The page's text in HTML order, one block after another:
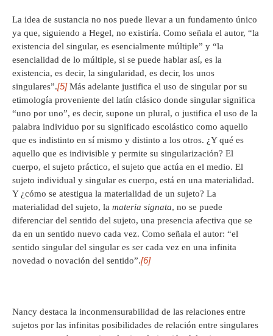
La idea de sustancia no nos puede llevar a un fundamento único
ya que, siguiendo a Hegel, no existiría. Como señala el autor, “la
existencia del singular, es esencialmente múltiple” y “la
esencialidad de lo múltiple, si se puede hablar así, es la
existencia, es decir, la singularidad, es decir, los unos
singulares”.[5]Más adelante justifica el uso de singular por su
etimología proveniente del latín clásico donde singular significa
“uno por uno”, es decir, supone un plural, o justifica el uso de la
palabra individuo por su significado escolástico como aquello
que es indistinto en sí mismo y distinto a los otros. ¿Y qué es
aquello que es indivisible y permite su singularización? El
cuerpo, el sujeto práctico, el sujeto que actúa en el medio. El
sujeto individual y singular es cuerpo, está en una materialidad.
Y ¿cómo se atestigua la materialidad de un sujeto? La
materialidad del sujeto, la materia signata, no se puede
diferenciar del sentido del sujeto, una presencia afectiva que se
da en un sentido nuevo cada vez. Como señala el autor: “el
sentido singular del singular es ser cada vez en una infinita
novedad o novación del sentido”.[6]
Nancy destaca la inconmensurabilidad de las relaciones entre
sujetos por las infinitas posibilidades de relación entre singulares